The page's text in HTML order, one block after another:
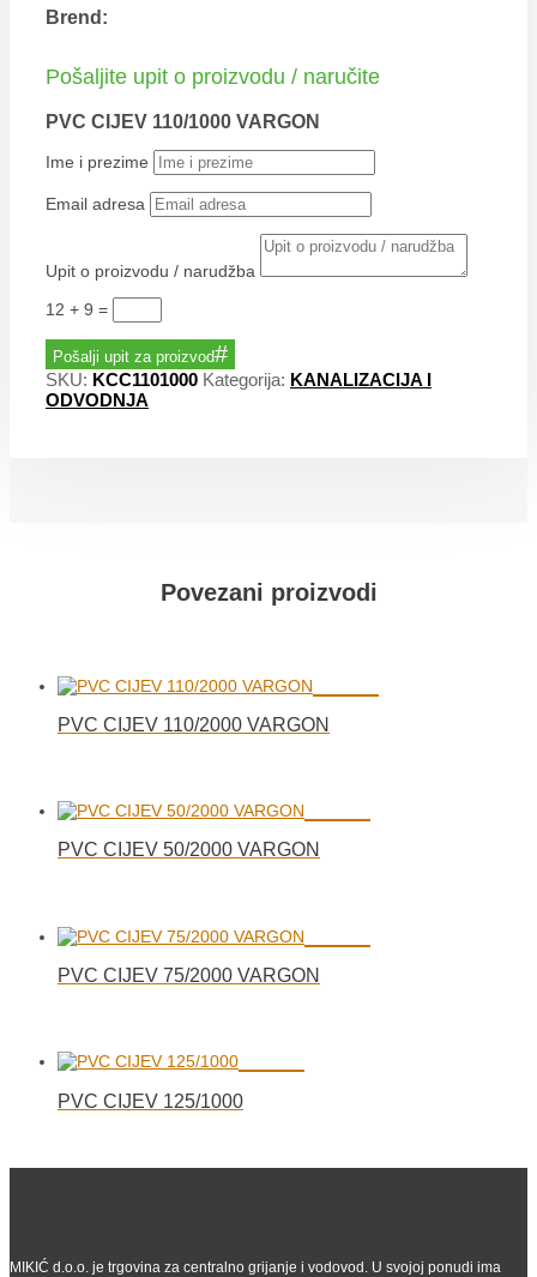
Brend:
Pošaljite upit o proizvodu / naručite
PVC CIJEV 110/1000 VARGON
Ime i prezime
Email adresa
Upit o proizvodu / narudžba
12 + 9 =
Pošalji upit za proizvod
SKU: KCC1101000 Kategorija: KANALIZACIJA I
ODVODNJA
Povezani proizvodi
PVC CIJEV 110/2000 VARGON
PVC CIJEV 50/2000 VARGON
PVC CIJEV 75/2000 VARGON
PVC CIJEV 125/1000
MIKIĆ d.o.o. je trgovina za centralno grijanje i vodovod. U svojoj ponudi ima